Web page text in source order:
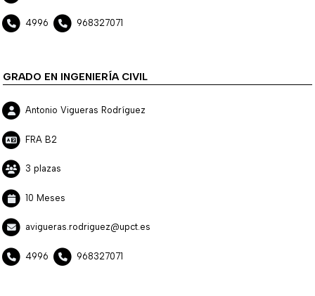
4996 968327071
GRADO EN INGENIERÍA CIVIL
Antonio Vigueras Rodríguez
FRA B2
3 plazas
10 Meses
avigueras.rodriguez@upct.es
4996 968327071